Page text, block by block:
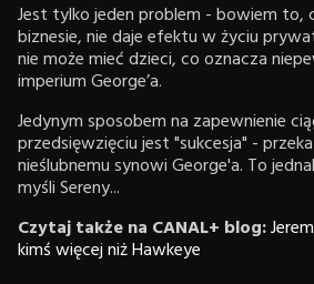
Jest tylko jeden problem - bowiem to,
biznesie, nie daje efektu w życiu
nie może mieć dzieci, co oznacza
imperium George’a.
Jedynym sposobem na zapewnienie
przedsięwzięciu jest "sukcesja" -
nieślubnemu synowi George'a. To
myśli Sereny...
Czytaj także na CANAL+ blog:
kimś więcej niż Hawkeye